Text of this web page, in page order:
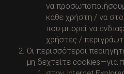
να
κάθε χρήστη / να
που μπορεί να
χρήστες /
Οι περισσότεροι
μη δεχτείτε cookies—για